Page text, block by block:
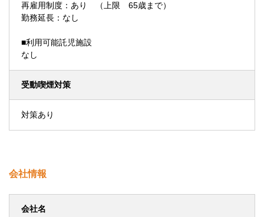
再雇用制度：あり （上限 65歳まで）
勤務延長：なし
■利用可能託児施設
なし
受動喫煙対策
対策あり
会社情報
会社名